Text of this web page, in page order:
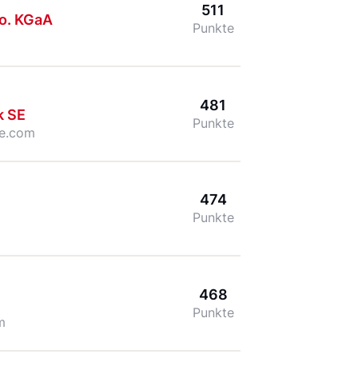
KGaA
511
Punkte
SE
481
Punkte
474
Punkte
468
Punkte